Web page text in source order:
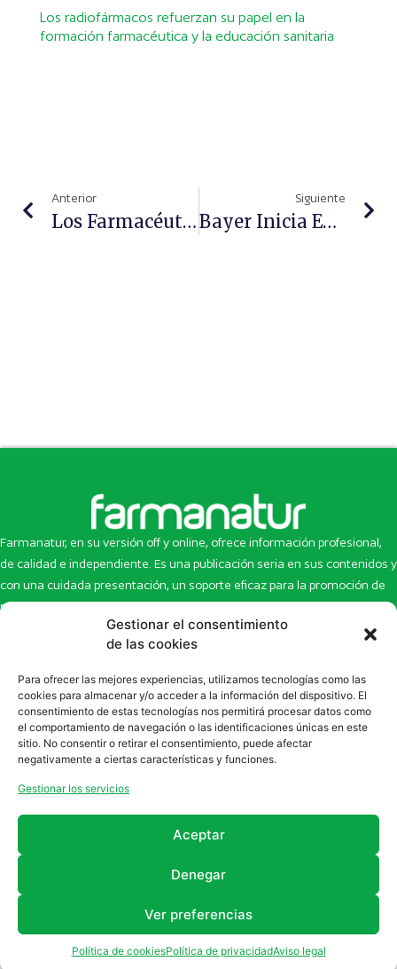
Gestionar el consentimiento
de las cookies
Para ofrecer las mejores experiencias, utilizamos tecnologías como las
cookies para almacenar y/o acceder a la información del dispositivo. El
consentimiento de estas tecnologías nos permitirá procesar datos como
el comportamiento de navegación o las identificaciones únicas en este
sitio. No consentir o retirar el consentimiento, puede afectar
negativamente a ciertas características y funciones.
Gestionar los servicios
Aceptar
Denegar
Ver preferencias
Política de cookiesPolítica de privacidadAviso legal
Los radiofármacos refuerzan su papel en la
formación farmacéutica y la educación sanitaria
Anterior
Los Farmacéuticos Subrayan Su Rol De Expertos En El Medicamento Y Apuestan Por Un Modelo Asistencial “cercano, Accesible Y Profesional”
Siguiente
Bayer Inicia En Logroño El Recorrido De Monólogos Científicos Y Anima A Los Jóvenes A Sumarse A La Acción Por La Sostenibilidad
Farmanatur, en su versión off y online, ofrece información profesional,
de calidad e independiente. Es una publicación seria en sus contenidos y
con una cuidada presentación, un soporte eficaz para la promoción de
productos y novedades.
Inicio
Newsletter
Eco Multimedia
Contacto
Artículos
Escaparate
Enlaces de interés
SUSCRÍBETE A NUESTRO NEWSLETTER
la sección deNewsletter
Revista Farmanatur